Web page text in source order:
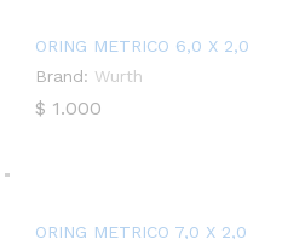
ORING METRICO 6,0 X 2,0
Brand: Wurth
$ 1.000
ORING METRICO 7,0 X 2,0